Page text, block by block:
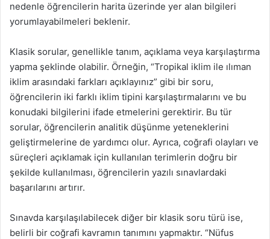
nedenle öğrencilerin harita üzerinde yer alan bilgileri
yorumlayabilmeleri beklenir.
Klasik sorular, genellikle tanım, açıklama veya karşılaştırma
yapma şeklinde olabilir. Örneğin, “Tropikal iklim ile ılıman
iklim arasındaki farkları açıklayınız” gibi bir soru,
öğrencilerin iki farklı iklim tipini karşılaştırmalarını ve bu
konudaki bilgilerini ifade etmelerini gerektirir. Bu tür
sorular, öğrencilerin analitik düşünme yeteneklerini
geliştirmelerine de yardımcı olur. Ayrıca, coğrafi olayları ve
süreçleri açıklamak için kullanılan terimlerin doğru bir
şekilde kullanılması, öğrencilerin yazılı sınavlardaki
başarılarını artırır.
Sınavda karşılaşılabilecek diğer bir klasik soru türü ise,
belirli bir coğrafi kavramın tanımını yapmaktır. “Nüfus